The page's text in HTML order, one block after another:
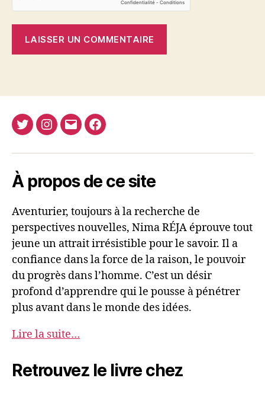
TwitterInstagram
E-
Facebook
À propos de ce site
Aventurier, toujours à la recherche de
perspectives nouvelles, Nima RÉJA éprouve tout
jeune un attrait irrésistible pour le savoir. Il a
confiance dans la force de la raison, le pouvoir
du progrès dans l’homme. C’est un désir
profond d’apprendre qui le pousse à pénétrer
plus avant dans le monde des idées.
Lire la suite…
Retrouvez le livre chez